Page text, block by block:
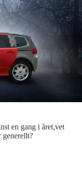
en gang i året,vet
generellt?